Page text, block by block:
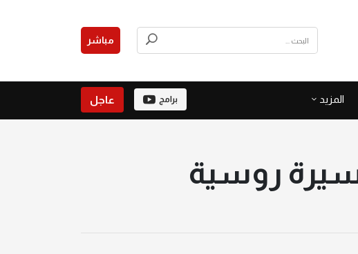
مباشر
المزيد برامج عاجل
روسية